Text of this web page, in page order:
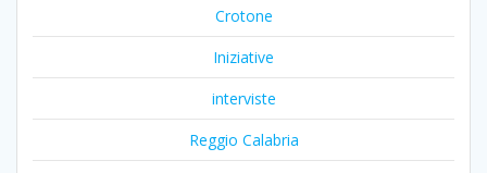
Crotone
Iniziative
interviste
Reggio Calabria